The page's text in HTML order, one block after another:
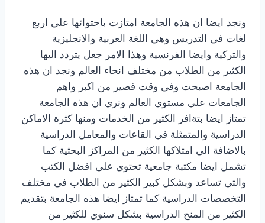
ونجد ايضا ان هذه الجامعة امتازت باحتوائها علي اربع
لغات في التدريس وهي اللغة العربية والانجليزية
والتركية وايضا الفرنسية وهذا الامر جعل يتردد اليها
الكثير من الطلاب من مختلف انحاء العالم ونجد ان هذه
الجامعة اصبحت وفي وقت قصير من اكبر واهم
الجامعات علي مستوي العالم ونري ان هذه الجامعة
تمتاز ايضا بتةافر الكثير من الخدمات ومنها كثرة الاماكن
الدراسية والمتمثلة في القاعات والمعامل الدراسية
بالاضافة الي امتلاكها الكثير من المراكز البحثية كما
تشمل ايضا مكتبة جامعية تحتوي علي افضل الكتب
والتي تساعد وبشكل كبير الكثير من الطلاب في مختلف
التخصصات الدراسية كما تمتاز ايضا هذه الجامعة بتقديم
الكثير من المنح الدراسية بشكل سنوي للكثير من